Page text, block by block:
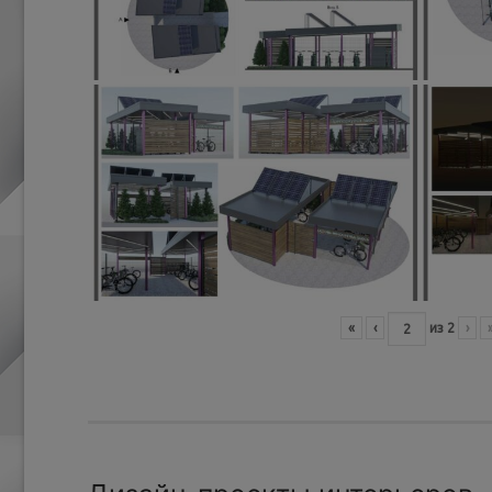
« ‹ из 2 ›